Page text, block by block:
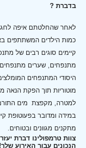
בדברת ?
לאחר שהחלטתם איפה
כמות הילדים המשתתפים
קיימים סוגים רבים של
מתנפחים, שערים
היסודי המתנפחים
מוטוריות תוך הפקת
למטרה, מקפצת מים
במידה ומדובר בפעוטופת
מתקנים מגוונים ובטוחים.
צוות טרמפולינו דברת
הנכונים עבור האירוע